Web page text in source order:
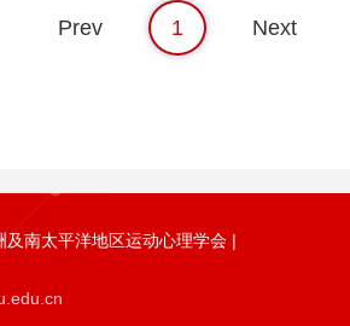
Prev 1 Next
及南太平洋地区运动心理学会 |